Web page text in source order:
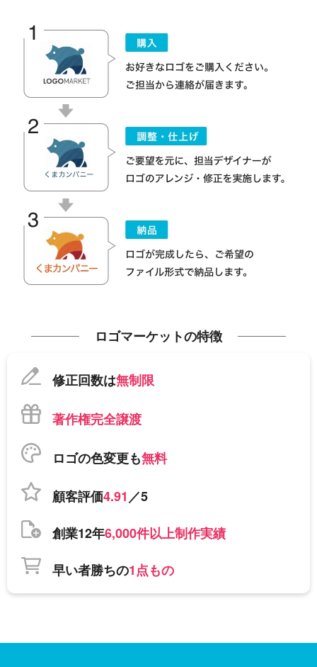
ロゴマーケットの特徴
修正回数は無制限
著作権完全譲渡
ロゴの色変更も無料
顧客評価4.91／5
創業12年6,000件以上制作実績
早い者勝ちの1点もの